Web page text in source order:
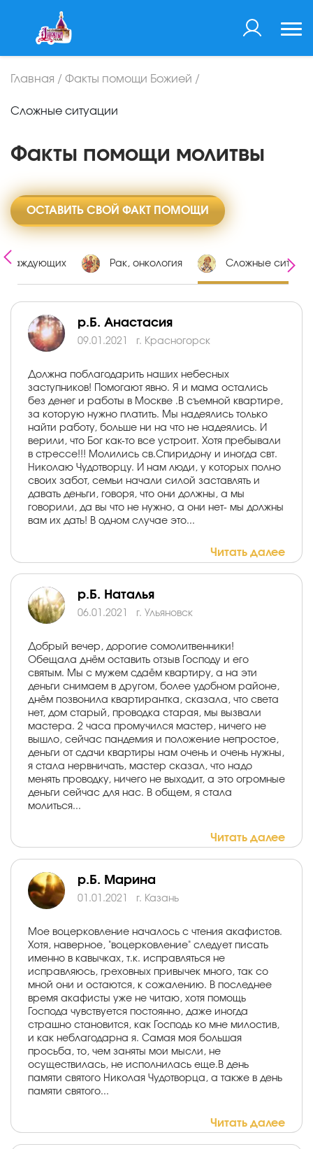
Главная / Факты помощи Божией /
Сложные ситуации
Факты помощи молитвы
ОСТАВИТЬ СВОЙ ФАКТ ПОМОЩИ
Рак, онкология Сложные
р.Б. Анастасия
09.01.2021 г. Красногорск
Должна поблагодарить наших небесных
заступников! Помогают явно. Я и мама остались
без денег и работы в Москве .В съемной квартире,
за которую нужно платить. Мы надеялись только
найти работу, больше ни на что не надеялись. И
верили, что Бог как-то все устроит. Хотя пребывали
в стрессе!!! Молились св.Спиридону и иногда свт.
Николаю Чудотворцу. И нам люди, у которых полно
своих забот, семьи начали силой заставлять и
давать деньги, говоря, что они должны, а мы
говорили, да вы что не нужно, а они нет- мы должны
вам их дать! В одном случае это...
Читать далее
р.Б. Наталья
06.01.2021 г. Ульяновск
Добрый вечер, дорогие сомолитвенники!
Обещала днём оставить отзыв Господу и его
святым. Мы с мужем сдаём квартиру, а на эти
деньги снимаем в другом, более удобном районе,
днём позвонила квартирантка, сказала, что света
нет, дом старый, проводка старая, мы вызвали
мастера. 2 часа промучился мастер, ничего не
вышло, сейчас пандемия и положение непростое,
деньги от сдачи квартиры нам очень и очень нужны,
я стала нервничать, мастер сказал, что надо
менять проводку, ничего не выходит, а это огромные
деньги сейчас для нас. В общем, я стала
молиться...
Читать далее
р.Б. Марина
01.01.2021 г. Казань
Мое воцерковление началось с чтения акафистов.
Хотя, наверное, "воцерковление" следует писать
именно в кавычках, т.к. исправляться не
исправляюсь, греховных привычек много, так со
мной они и остаются, к сожалению. В последнее
время акафисты уже не читаю, хотя помощь
Господа чувствуется постоянно, даже иногда
страшно становится, как Господь ко мне милостив,
и как неблагодарна я. Самая моя большая
просьба, то, чем заняты мои мысли, не
осуществилась, не исполнилась еще.В день
памяти святого Николая Чудотворца, а также в день
памяти святого...
Читать далее